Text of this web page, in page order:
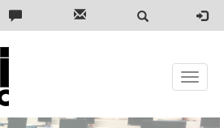
Toggle